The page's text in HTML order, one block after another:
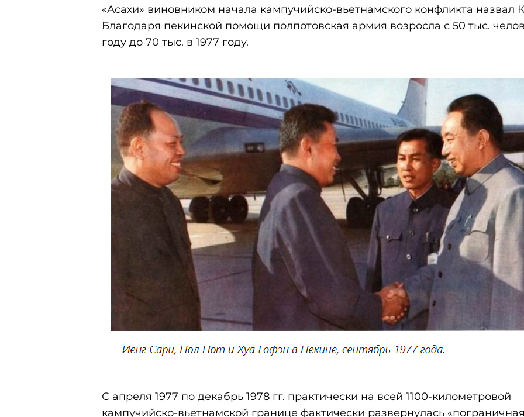
«Асахи» виновником начала кампучийско-вьетнамского конфликта назвал
Благодаря пекинской помощи полпотовская армия возросла с 50 тыс.
году до 70 тыс. в 1977 году.
С апреля 1977 по декабрь 1978 гг. практически на всей 1100-километровой
кампучийско-вьетнамской границе фактически развернулась